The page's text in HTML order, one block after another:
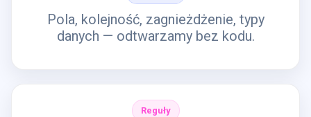
Pola, kolejność, zagnieżdżenie, typy
danych — odtwarzamy bez kodu.
Reguły